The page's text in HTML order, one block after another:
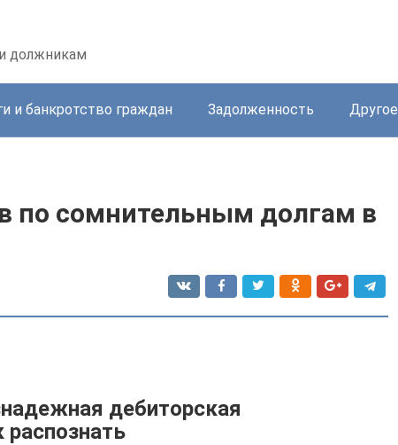
должникам
и банкротство граждан Задолженность Другое
по сомнительным долгам в
дебиторская